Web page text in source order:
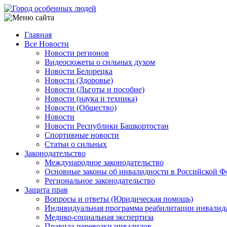
Перейти
к
содержанию
Main
navigation
Главная
Все Новости
Новости регионов
Видеосюжеты о сильных духом
Новости Белорецка
Новости (Здоровье)
Новости (Льготы и пособие)
Новости (наука и техника)
Новости (Общество)
Новости
Новости Республики Башкортостан
Спортивные новости
Статьи о сильных
Законодательство
Международное законодательство
Основные законы об инвалидности в Российской
Региональное законодательство
Защита прав
Вопросы и ответы (Юридическая помощь)
Индивидуальная программа реабилитации
Медико-социальная экспертиза